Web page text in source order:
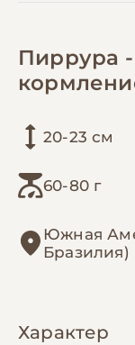
Пиррура -
20-23 см
60-80 г
Южная
Бразилия)
Характер